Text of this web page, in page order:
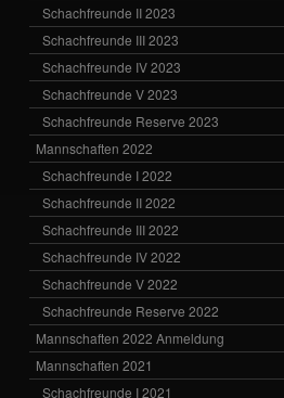
Schachfreunde II 2023
Schachfreunde III 2023
Schachfreunde IV 2023
Schachfreunde V 2023
Schachfreunde Reserve 2023
Mannschaften 2022
Schachfreunde I 2022
Schachfreunde II 2022
Schachfreunde III 2022
Schachfreunde IV 2022
Schachfreunde V 2022
Schachfreunde Reserve 2022
Mannschaften 2022 Anmeldung
Mannschaften 2021
Schachfreunde I 2021